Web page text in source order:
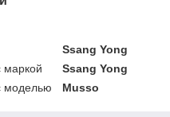
Ssang Yong
маркой
Ssang Yong
моделью
Musso